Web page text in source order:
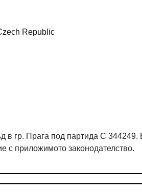
Republic
гр. Прага под партида C 344249.
с приложимото законодателство.